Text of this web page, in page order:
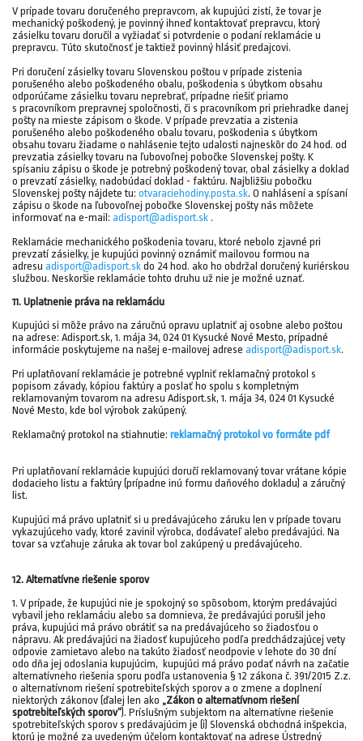
V prípade tovaru doručeného prepravcom, ak kupujúci zistí, že tovar je
mechanický poškodený, je povinný ihneď kontaktovať prepravcu, ktorý
zásielku tovaru doručil a vyžiadať si potvrdenie o podaní reklamácie u
prepravcu. Túto skutočnosť je taktiež povinný hlásiť predajcovi.
Pri doručení zásielky tovaru Slovenskou poštou v prípade zistenia
porušeného alebo poškodeného obalu, poškodenia s úbytkom obsahu
odporúčame zásielku tovaru neprebrať, prípadne riešiť priamo
s pracovníkom prepravnej spoločnosti, či s pracovníkom pri priehradke danej
pošty na mieste zápisom o škode. V prípade prevzatia a zistenia
porušeného alebo poškodeného obalu tovaru, poškodenia s úbytkom
obsahu tovaru žiadame o nahlásenie tejto udalosti najneskôr do 24 hod. od
prevzatia zásielky tovaru na ľubovoľnej pobočke Slovenskej pošty. K
spísaniu zápisu o škode je potrebný poškodený tovar, obal zásielky a doklad
o prevzatí zásielky, nadobúdací doklad - faktúru. Najbližšiu pobočku
Slovenskej pošty nájdete tu: otvaraciehodiny.posta.sk. O nahlásení a spísaní
zápisu o škode na ľubovoľnej pobočke Slovenskej pošty nás môžete
informovať na e-mail: adisport@adisport.sk .
Reklamácie mechanického poškodenia tovaru, ktoré nebolo zjavné pri
prevzatí zásielky, je kupujúci povinný oznámiť mailovou formou na
adresu adisport@adisport.sk do 24 hod. ako ho obdržal doručený kuriérskou
službou. Neskoršie reklamácie tohto druhu už nie je možné uznať.
11. Uplatnenie práva na reklamáciu
Kupujúci si môže právo na záručnú opravu uplatniť aj osobne alebo poštou
na adrese: Adisport.sk, 1. mája 34, 024 01 Kysucké Nové Mesto, prípadné
informácie poskytujeme na našej e-mailovej adrese adisport@adisport.sk.
Pri uplatňovaní reklamácie je potrebné vyplniť reklamačný protokol s
popisom závady, kópiou faktúry a poslať ho spolu s kompletným
reklamovaným tovarom na adresu Adisport.sk, 1. mája 34, 024 01 Kysucké
Nové Mesto, kde bol výrobok zakúpený.
Reklamačný protokol na stiahnutie: reklamačný protokol vo formáte pdf
Pri uplatňovaní reklamácie kupujúci doručí reklamovaný tovar vrátane kópie
dodacieho listu a faktúry (prípadne inú formu daňového dokladu) a záručný
list.
Kupujúci má právo uplatniť si u predávajúceho záruku len v prípade tovaru
vykazujúceho vady, ktoré zavinil výrobca, dodávateľ alebo predávajúci. Na
tovar sa vzťahuje záruka ak tovar bol zakúpený u predávajúceho.
12. Alternatívne riešenie sporov
1. V prípade, že kupujúci nie je spokojný so spôsobom, ktorým predávajúci
vybavil jeho reklamáciu alebo sa domnieva, že predávajúci porušil jeho
práva, kupujúci má právo obrátiť sa na predávajúceho so žiadosťou o
nápravu. Ak predávajúci na žiadosť kupujúceho podľa predchádzajúcej vety
odpovie zamietavo alebo na takúto žiadosť neodpovie v lehote do 30 dní
odo dňa jej odoslania kupujúcim, kupujúci má právo podať návrh na začatie
alternatívneho riešenia sporu podľa ustanovenia § 12 zákona č. 391/2015 Z.z.
o alternatívnom riešení spotrebiteľských sporov a o zmene a doplnení
niektorých zákonov (ďalej len ako „Zákon o alternatívnom riešení
spotrebiteľských sporov“). Príslušným subjektom na alternatívne riešenie
spotrebiteľských sporov s predávajúcim je (i) Slovenská obchodná inšpekcia,
ktorú je možné za uvedeným účelom kontaktovať na adrese Ústredný